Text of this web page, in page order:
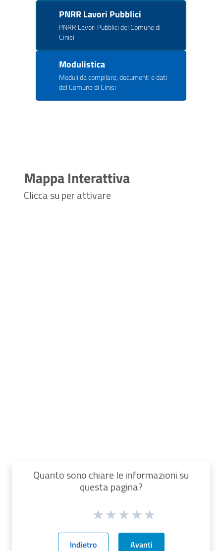
PNRR Lavori Pubblici
PNRR Lavori Pubblici del Comune di
Cinisi
Modulistica
Moduli da compilare, documenti e dati
del Comune di Cinisi
Mappa Interattiva
Clicca su per attivare
Quanto sono chiare le informazioni su
questa pagina?
Indietro Avanti